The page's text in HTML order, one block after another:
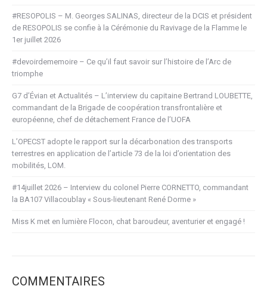
#RESOPOLIS – M. Georges SALINAS, directeur de la DCIS et président
de RESOPOLIS se confie à la Cérémonie du Ravivage de la Flamme le
1er juillet 2026
#devoirdememoire – Ce qu’il faut savoir sur l’histoire de l’Arc de
triomphe
G7 d’Évian et Actualités – L’interview du capitaine Bertrand LOUBETTE,
commandant de la Brigade de coopération transfrontalière et
européenne, chef de détachement France de l’UOFA
L’OPECST adopte le rapport sur la décarbonation des transports
terrestres en application de l’article 73 de la loi d’orientation des
mobilités, LOM.
#14juillet 2026 – Interview du colonel Pierre CORNETTO, commandant
la BA107 Villacoublay « Sous-lieutenant René Dorme »
Miss K met en lumière Flocon, chat baroudeur, aventurier et engagé !
COMMENTAIRES